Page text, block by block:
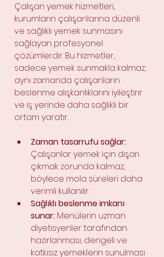
Çalışan yemek hizmetleri,
kurumların çalışanlarına düzenli
ve sağlıklı yemek sunmasını
sağlayan profesyonel
çözümlerdir. Bu hizmetler,
sadece yemek sunmakla kalmaz;
aynı zamanda çalışanların
beslenme alışkanlıklarını iyileştirir
ve iş yerinde daha sağlıklı bir
ortam yaratır.
Zaman tasarrufu sağlar:
Çalışanlar yemek için dışarı
çıkmak zorunda kalmaz,
böylece mola süreleri daha
verimli kullanılır.
Sağlıklı beslenme imkanı
sunar: Menülerin uzman
diyetisyenler tarafından
hazırlanması, dengeli ve
katkısız yemeklerin sunulması